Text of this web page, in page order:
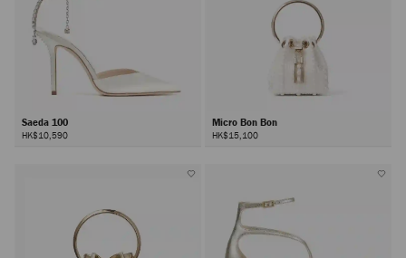
Saeda 100
HK$10,590
Micro Bon Bon
HK$15,100